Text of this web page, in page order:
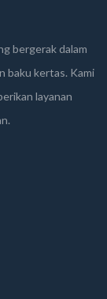
bergerak dalam
baku kertas. Kami
layanan